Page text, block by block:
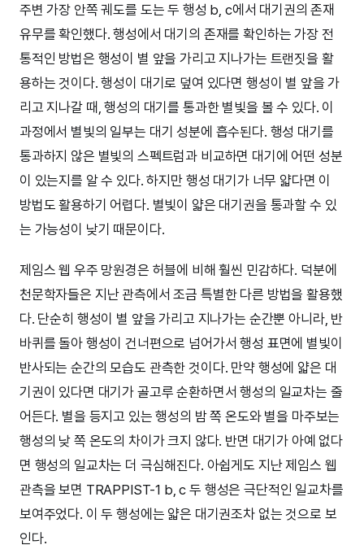
주변 가장 안쪽 궤도를 도는 두 행성 b, c에서 대기권의 존재
유무를 확인했다. 행성에서 대기의 존재를 확인하는 가장 전
통적인 방법은 행성이 별 앞을 가리고 지나가는 트랜짓을 활
용하는 것이다. 행성이 대기로 덮여 있다면 행성이 별 앞을 가
리고 지나갈 때, 행성의 대기를 통과한 별빛을 볼 수 있다. 이
과정에서 별빛의 일부는 대기 성분에 흡수된다. 행성 대기를
통과하지 않은 별빛의 스펙트럼과 비교하면 대기에 어떤 성분
이 있는지를 알 수 있다. 하지만 행성 대기가 너무 얇다면 이
방법도 활용하기 어렵다. 별빛이 얇은 대기권을 통과할 수 있
는 가능성이 낮기 때문이다.
제임스 웹 우주 망원경은 허블에 비해 훨씬 민감하다. 덕분에
천문학자들은 지난 관측에서 조금 특별한 다른 방법을 활용했
다. 단순히 행성이 별 앞을 가리고 지나가는 순간뿐 아니라, 반
바퀴를 돌아 행성이 건너편으로 넘어가서 행성 표면에 별빛이
반사되는 순간의 모습도 관측한 것이다. 만약 행성에 얇은 대
기권이 있다면 대기가 골고루 순환하면서 행성의 일교차는 줄
어든다. 별을 등지고 있는 행성의 밤 쪽 온도와 별을 마주보는
행성의 낮 쪽 온도의 차이가 크지 않다. 반면 대기가 아예 없다
면 행성의 일교차는 더 극심해진다. 아쉽게도 지난 제임스 웹
관측을 보면 TRAPPIST-1 b, c 두 행성은 극단적인 일교차를
보여주었다. 이 두 행성에는 얇은 대기권조차 없는 것으로 보
인다.